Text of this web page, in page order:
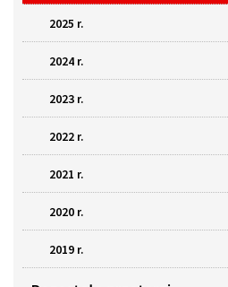
2025 r.
2024 r.
2023 r.
2022 r.
2021 r.
2020 r.
2019 r.